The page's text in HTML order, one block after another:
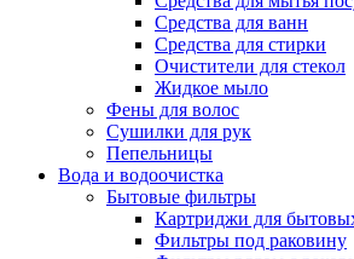
Средства для ванн
Средства для стирки
Очистители для стекол
Жидкое мыло
Фены для волос
Сушилки для рук
Пепельницы
Вода и водоочистка
Бытовые фильтры
Картриджи для
Фильтры под раковину